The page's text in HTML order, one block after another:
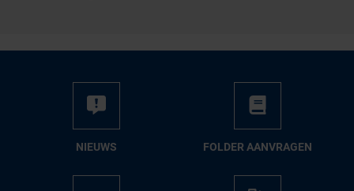
NIEUWS FOL­DER AAN­VRA­GEN